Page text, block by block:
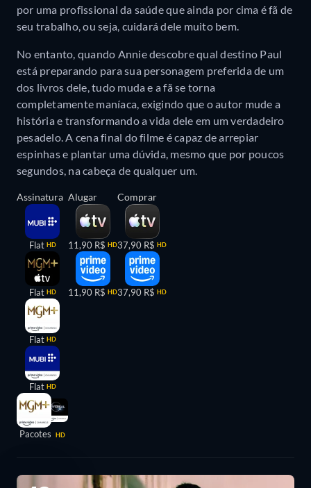
por uma profissional da saúde que ainda por cima é fã de
seu trabalho, ou seja, cuidará dele muito bem.
No entanto, quando Annie descobre qual destino Paul
está preparando para sua personagem preferida de um
dos livros dele, tudo muda e a fã se torna
completamente maníaca, exigindo que o autor mude a
história e transformando a vida dele em um verdadeiro
pesadelo. A cena final do filme é capaz de arrepiar
espinhas e plantar uma dúvida, mesmo que por poucos
segundos, na cabeça de qualquer um.
Assinatura
Flat HD
Flat HD
Flat HD
Flat HD
Pacotes HD
Alugar
11,90 R$ HD
11,90 R$ HD
Comprar
37,90 R$ HD
37,90 R$ HD